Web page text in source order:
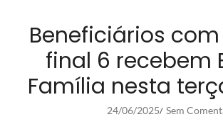
Beneficiários com
final 6 recebem
Família nesta
24/06/2025/ Sem